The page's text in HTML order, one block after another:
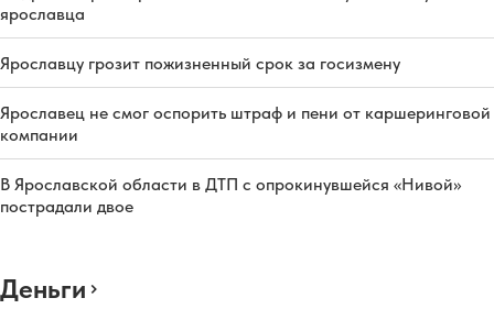
ярославца
Ярославцу грозит пожизненный срок за госизмену
Ярославец не смог оспорить штраф и пени от каршеринговой
компании
В Ярославской области в ДТП с опрокинувшейся «Нивой»
пострадали двое
Деньги